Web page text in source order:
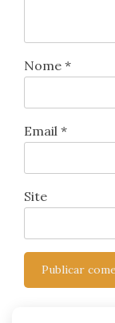
Nome *
Email *
Site